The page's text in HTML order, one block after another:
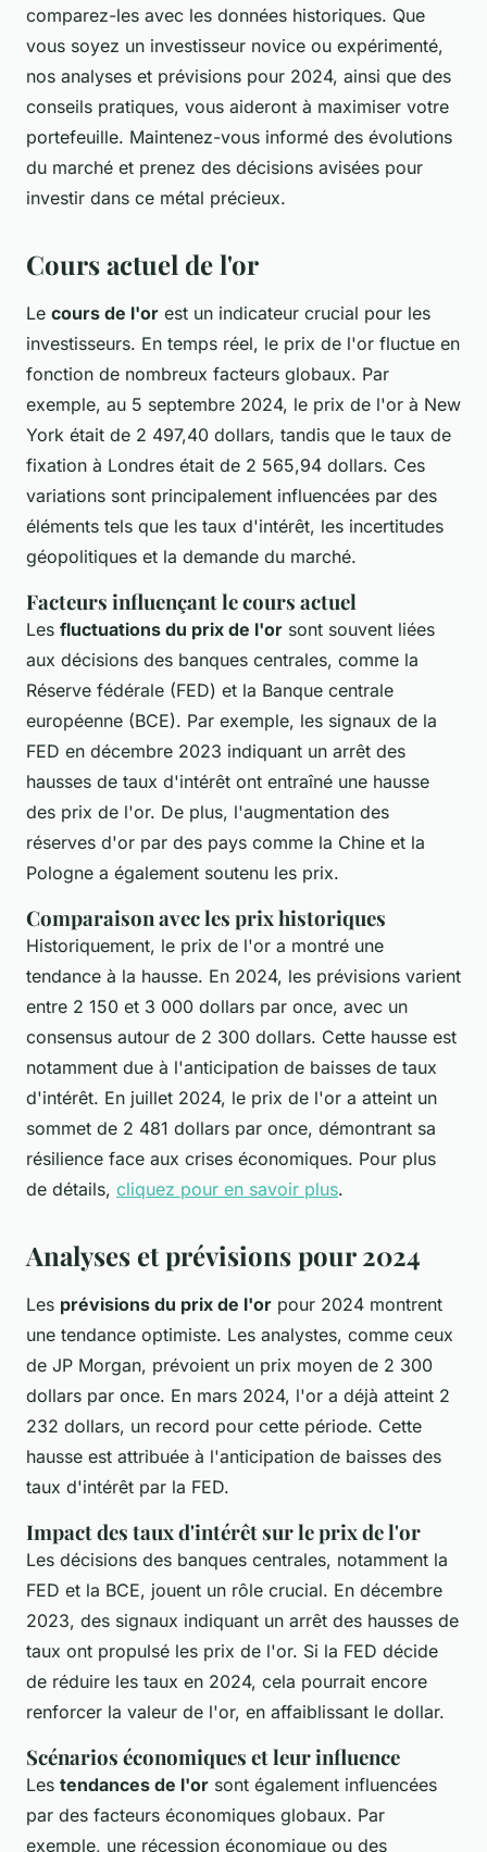
comparez-les avec les données historiques. Que
vous soyez un investisseur novice ou expérimenté,
nos analyses et prévisions pour 2024, ainsi que des
conseils pratiques, vous aideront à maximiser votre
portefeuille. Maintenez-vous informé des évolutions
du marché et prenez des décisions avisées pour
investir dans ce métal précieux.
Cours actuel de l'or
Le cours de l'or est un indicateur crucial pour les
investisseurs. En temps réel, le prix de l'or fluctue en
fonction de nombreux facteurs globaux. Par
exemple, au 5 septembre 2024, le prix de l'or à New
York était de 2 497,40 dollars, tandis que le taux de
fixation à Londres était de 2 565,94 dollars. Ces
variations sont principalement influencées par des
éléments tels que les taux d'intérêt, les incertitudes
géopolitiques et la demande du marché.
Facteurs influençant le cours actuel
Les fluctuations du prix de l'or sont souvent liées
aux décisions des banques centrales, comme la
Réserve fédérale (FED) et la Banque centrale
européenne (BCE). Par exemple, les signaux de la
FED en décembre 2023 indiquant un arrêt des
hausses de taux d'intérêt ont entraîné une hausse
des prix de l'or. De plus, l'augmentation des
réserves d'or par des pays comme la Chine et la
Pologne a également soutenu les prix.
Comparaison avec les prix historiques
Historiquement, le prix de l'or a montré une
tendance à la hausse. En 2024, les prévisions varient
entre 2 150 et 3 000 dollars par once, avec un
consensus autour de 2 300 dollars. Cette hausse est
notamment due à l'anticipation de baisses de taux
d'intérêt. En juillet 2024, le prix de l'or a atteint un
sommet de 2 481 dollars par once, démontrant sa
résilience face aux crises économiques. Pour plus
de détails, cliquez pour en savoir plus.
Analyses et prévisions pour 2024
Les prévisions du prix de l'or pour 2024 montrent
une tendance optimiste. Les analystes, comme ceux
de JP Morgan, prévoient un prix moyen de 2 300
dollars par once. En mars 2024, l'or a déjà atteint 2
232 dollars, un record pour cette période. Cette
hausse est attribuée à l'anticipation de baisses des
taux d'intérêt par la FED.
Impact des taux d'intérêt sur le prix de l'or
Les décisions des banques centrales, notamment la
FED et la BCE, jouent un rôle crucial. En décembre
2023, des signaux indiquant un arrêt des hausses de
taux ont propulsé les prix de l'or. Si la FED décide
de réduire les taux en 2024, cela pourrait encore
renforcer la valeur de l'or, en affaiblissant le dollar.
Scénarios économiques et leur influence
Les tendances de l'or sont également influencées
par des facteurs économiques globaux. Par
exemple, une récession économique ou des